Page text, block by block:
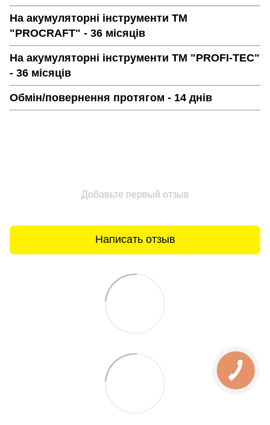
На акумуляторні інструменти ТМ
"PROCRAFT" - 36 місяців
На акумуляторні інструменти ТМ "PROFI-TEC"
- 36 місяців
Обмін/повернення протягом - 14 днів
Добавьте первый отзыв
Написать отзыв